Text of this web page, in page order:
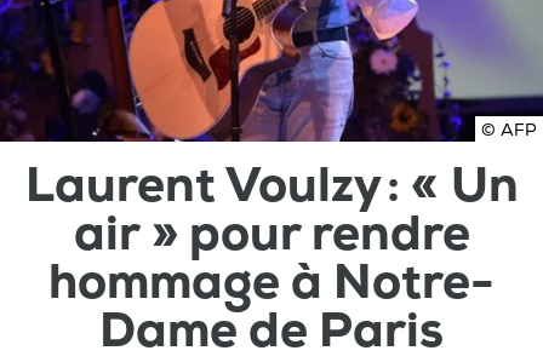
© AFP
Laurent Voulzy : « Un
air » pour rendre
hommage à Notre-
Dame de Paris